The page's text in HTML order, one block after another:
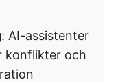
: AI-assistenter
konflikter och